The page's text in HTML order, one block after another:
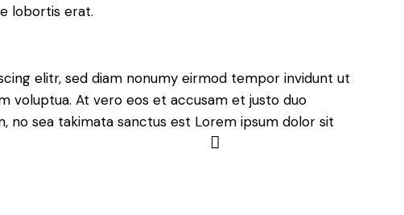
lobortis erat.
elitr, sed diam nonumy eirmod tempor invidunt ut
voluptua. At vero eos et accusam et justo duo
no sea takimata sanctus est Lorem ipsum dolor sit